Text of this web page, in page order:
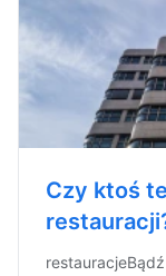
Czy ktoś